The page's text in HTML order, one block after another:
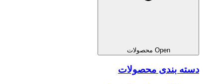
Open محصولات
دسته بندی محصولات